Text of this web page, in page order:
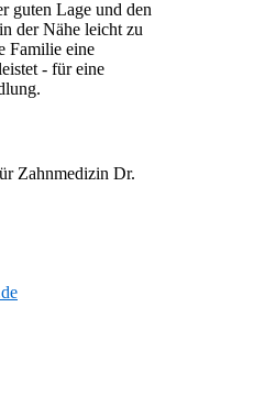
guten Lage und den
der Nähe leicht zu
Familie eine
- für eine
Zahnmedizin Dr.